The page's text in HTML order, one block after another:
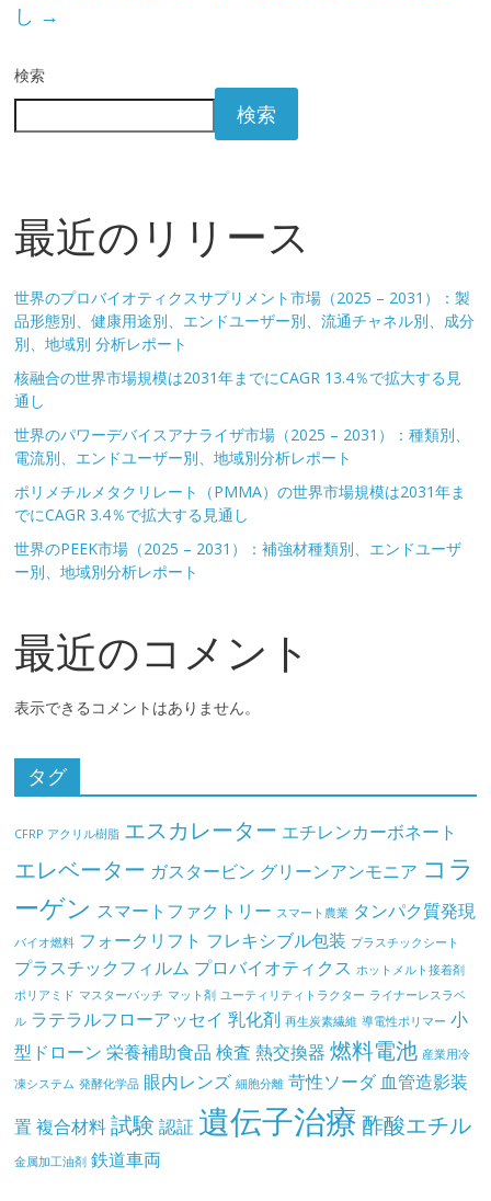
し →
検索
検索
最近のリリース
世界のプロバイオティクスサプリメント市場（2025 – 2031）：製
品形態別、健康用途別、エンドユーザー別、流通チャネル別、成分
別、地域別 分析レポート
核融合の世界市場規模は2031年までにCAGR 13.4％で拡大する見
通し
世界のパワーデバイスアナライザ市場（2025 – 2031）：種類別、
電流別、エンドユーザー別、地域別分析レポート
ポリメチルメタクリレート（PMMA）の世界市場規模は2031年ま
でにCAGR 3.4％で拡大する見通し
世界のPEEK市場（2025 – 2031）：補強材種類別、エンドユーザ
ー別、地域別分析レポート
最近のコメント
表示できるコメントはありません。
タグ
CFRP アクリル樹脂 エスカレーター エチレンカーボネート
エレベーター ガスタービン グリーンアンモニア コラ
ーゲン スマートファクトリー スマート農業 タンパク質発現
バイオ燃料 フォークリフト フレキシブル包装 プラスチックシート
プラスチックフィルム プロバイオティクス ホットメルト接着剤
ポリアミド マスターバッチ マット剤 ユーティリティトラクター ライナーレスラベ
ル ラテラルフローアッセイ 乳化剤 再生炭素繊維 導電性ポリマー 小
型ドローン 栄養補助食品 検査 熱交換器 燃料電池 産業用冷
凍システム 発酵化学品 眼内レンズ 細胞分離 苛性ソーダ 血管造影装
置 複合材料 試験 認証 遺伝子治療 酢酸エチル
金属加工油剤 鉄道車両